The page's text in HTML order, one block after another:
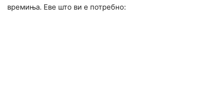
времиња. Еве што ви е потребно: